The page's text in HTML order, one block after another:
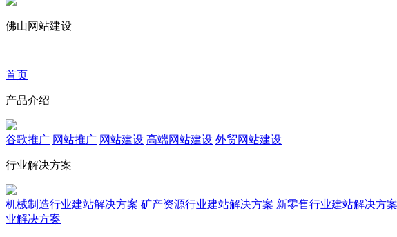
佛山网站建设
首页
产品介绍
谷歌推广 网站推广 网站建设 高端网站建设 外贸网站建设
行业解决方案
机械制造行业建站解决方案 矿产资源行业建站解决方案 新零售行业建站解决方案
业解决方案